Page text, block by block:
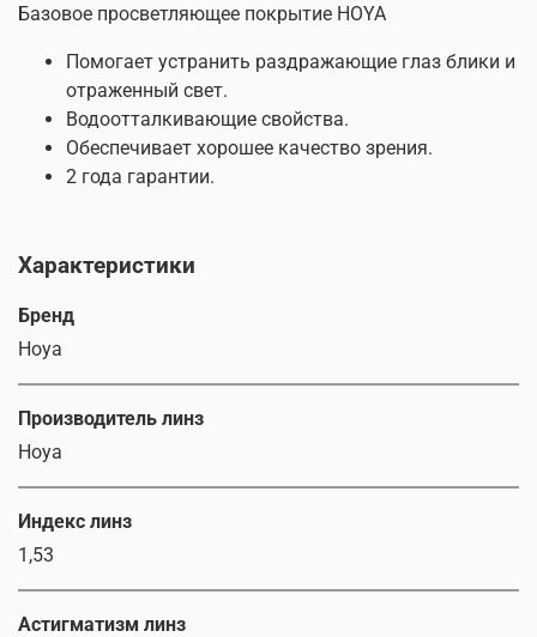
Базовое просветляющее покрытие HOYA
Помогает устранить раздражающие глаз блики и
отраженный свет.
Водоотталкивающие свойства.
Обеспечивает хорошее качество зрения.
2 года гарантии.
Характеристики
Бренд
Hoya
Производитель линз
Hoya
Индекс линз
1,53
Астигматизм линз